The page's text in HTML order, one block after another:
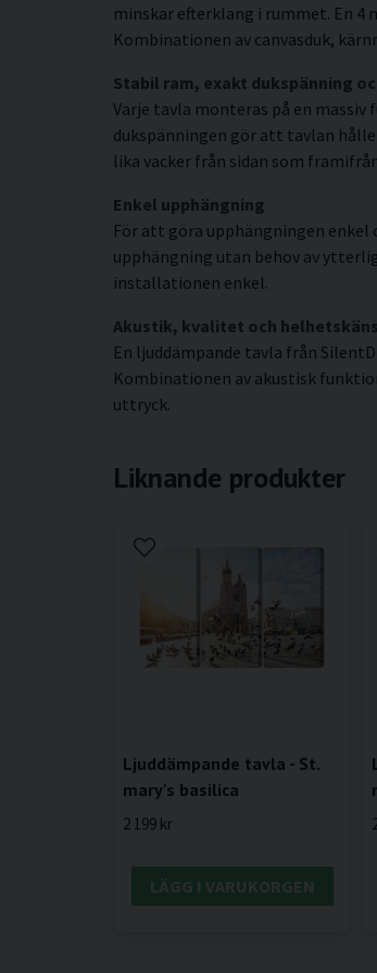
minskar efterklang i rummet. En 4
Kombinationen av canvasduk,
Stabil ram, exakt dukspänning
Varje tavla monteras på en massiv
dukspänningen gör att tavlan
lika vacker från sidan som
Enkel upphängning
För att göra upphängningen enkel
upphängning utan behov av
installationen enkel.
Akustik, kvalitet och
En ljuddämpande tavla från
Kombinationen av akustisk
uttryck.
Liknande produkter
Ljuddämpande tavla - St.
mary's basilica
2 199 kr
LÄGG I VARUKORGEN